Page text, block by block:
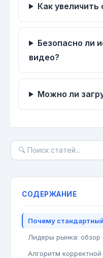
Как увеличить
Безопасно ли
видео?
Можно ли
СОДЕРЖАНИЕ
Почему
Лидеры рынка:
Алгоритм корректной